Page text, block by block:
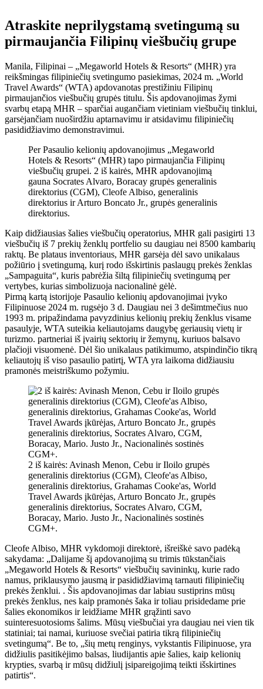
Atraskite neprilygstamą svetingumą su
pirmaujančia Filipinų viešbučių grupe
Manila, Filipinai – „Megaworld Hotels & Resorts“ (MHR) yra
reikšmingas filipiniečių svetingumo pasiekimas, 2024 m. „World
Travel Awards“ (WTA) apdovanotas prestižiniu Filipinų
pirmaujančios viešbučių grupės titulu. Šis apdovanojimas žymi
svarbų etapą MHR – sparčiai augančiam vietiniam viešbučių tinklui,
garsėjančiam nuoširdžiu aptarnavimu ir atsidavimu filipiniečių
pasididžiavimo demonstravimui.
Per Pasaulio kelionių apdovanojimus „Megaworld
Hotels & Resorts“ (MHR) tapo pirmaujančia Filipinų
viešbučių grupei. 2 iš kairės, MHR apdovanojimą
gauna Socrates Alvaro, Boracay grupės generalinis
direktorius (CGM), Cleofe Albiso, generalinis
direktorius ir Arturo Boncato Jr., grupės generalinis
direktorius.
Kaip didžiausias šalies viešbučių operatorius, MHR gali pasigirti 13
viešbučių iš 7 prekių ženklų portfelio su daugiau nei 8500 kambarių
raktų. Be plataus inventoriaus, MHR garsėja dėl savo unikalaus
požiūrio į svetingumą, kurį rodo išskirtinis paslaugų prekės ženklas
„Sampaguita“, kuris pabrėžia šiltą filipiniečių svetingumą per
vertybes, kurias simbolizuoja nacionalinė gėlė.
Pirmą kartą istorijoje Pasaulio kelionių apdovanojimai įvyko
Filipinuose 2024 m. rugsėjo 3 d. Daugiau nei 3 dešimtmečius nuo
1993 m. pripažindama pavyzdinius kelionių prekių ženklus visame
pasaulyje, WTA suteikia keliautojams daugybę geriausių vietų ir
turizmo. partneriai iš įvairių sektorių ir žemynų, kuriuos balsavo
plačioji visuomenė. Dėl šio unikalaus patikimumo, atspindinčio tikrą
keliautojų iš viso pasaulio patirtį, WTA yra laikoma didžiausiu
pramonės meistriškumo požymiu.
2 iš kairės: Avinash Menon, Cebu ir Iloilo grupės
generalinis direktorius (CGM), Cleofe'as Albiso,
generalinis direktorius, Grahamas Cooke'as, World
Travel Awards įkūrėjas, Arturo Boncato Jr., grupės
generalinis direktorius, Socrates Alvaro, CGM,
Boracay, Mario. Justo Jr., Nacionalinės sostinės
CGM+.
Cleofe Albiso, MHR vykdomoji direktorė, išreiškė savo padėką
sakydama: „Dalijame šį apdovanojimą su trimis tūkstančiais
„Megaworld Hotels & Resorts“ viešbučių savininkų, kurie rado
namus, priklausymo jausmą ir pasididžiavimą tarnauti filipiniečių
prekės ženklui. . Šis apdovanojimas dar labiau sustiprins mūsų
prekės ženklus, nes kaip pramonės šaka ir toliau prisidedame prie
šalies ekonomikos ir leidžiame MHR grąžinti savo
suinteresuotosioms šalims. Mūsų viešbučiai yra daugiau nei vien tik
statiniai; tai namai, kuriuose svečiai patiria tikrą filipiniečių
svetingumą“. Be to, „šių metų renginys, vykstantis Filipinuose, yra
didžiulis pasitikėjimo balsas, liudijantis apie šalies, kaip kelionių
krypties, svarbą ir mūsų didžiulį įsipareigojimą teikti išskirtines
patirtis“.